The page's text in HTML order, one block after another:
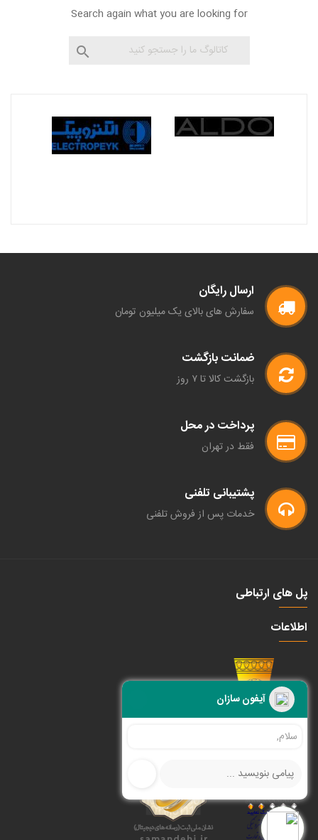
Search again what you are looking for

ارسال رایگان
سفارش های بالای یک میلیون تومان
ضمانت بازگشت
بازگشت کالا تا ۷ روز
پرداخت در محل
فقط در تهران
پشتیبانی تلفنی
خدمات پس از فروش تلفنی
پل های ارتباطی
اطلاعات
آیفون سازان
سلام, کمکی نیاز دارید ؟